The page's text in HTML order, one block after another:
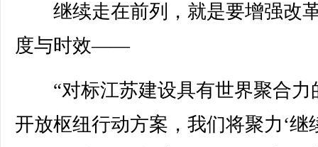
继续走在前列，就是要增强改
度与时效——
“对标江苏建设具有世界聚合力
开放枢纽行动方案，我们将聚力‘继